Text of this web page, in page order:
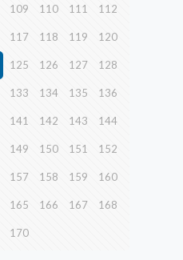
109 110 111 112
117 118 119 120
125 126 127 128
133 134 135 136
141 142 143 144
149 150 151 152
157 158 159 160
165 166 167 168
170